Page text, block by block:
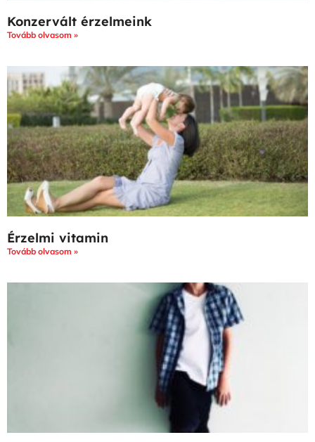
Konzervált érzelmeink
Tovább olvasom »
Érzelmi vitamin
Tovább olvasom »